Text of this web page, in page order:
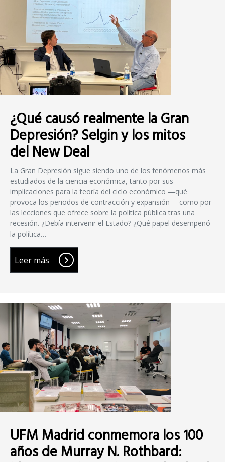
¿Qué causó realmente la Gran
Depresión? Selgin y los mitos
del New Deal
La Gran Depresión sigue siendo uno de los fenómenos más
estudiados de la ciencia económica, tanto por sus
implicaciones para la teoría del ciclo económico —qué
provoca los periodos de contracción y expansión— como por
las lecciones que ofrece sobre la política pública tras una
recesión. ¿Debía intervenir el Estado? ¿Qué papel desempeñó
la política…
Leer más
UFM Madrid conmemora los 100
años de Murray N. Rothbard: